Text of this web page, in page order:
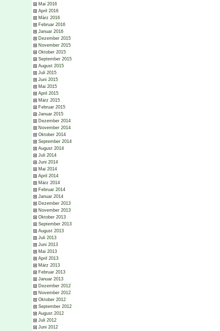
Mai 2016
April 2016
März 2016
Februar 2016
Januar 2016
Dezember 2015
November 2015
Oktober 2015
September 2015
August 2015
Juli 2015
Juni 2015
Mai 2015
April 2015
März 2015
Februar 2015
Januar 2015
Dezember 2014
November 2014
Oktober 2014
September 2014
August 2014
Juli 2014
Juni 2014
Mai 2014
April 2014
März 2014
Februar 2014
Januar 2014
Dezember 2013
November 2013
Oktober 2013
September 2013
August 2013
Juli 2013
Juni 2013
Mai 2013
April 2013
März 2013
Februar 2013
Januar 2013
Dezember 2012
November 2012
Oktober 2012
September 2012
August 2012
Juli 2012
Juni 2012